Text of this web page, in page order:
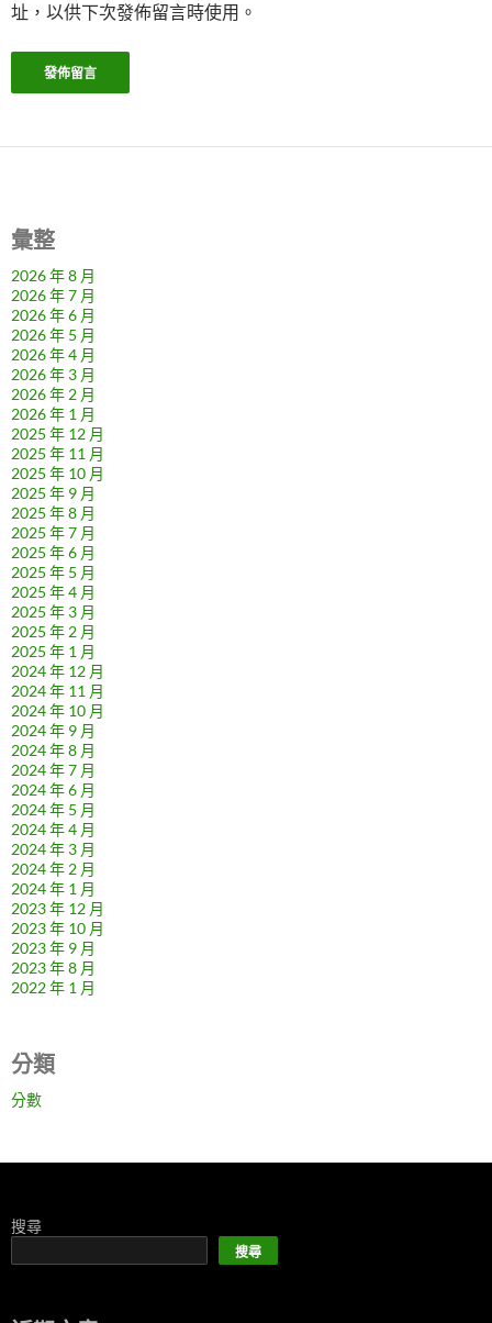
址，以供下次發佈留言時使用。
彙整
2026 年 8 月
2026 年 7 月
2026 年 6 月
2026 年 5 月
2026 年 4 月
2026 年 3 月
2026 年 2 月
2026 年 1 月
2025 年 12 月
2025 年 11 月
2025 年 10 月
2025 年 9 月
2025 年 8 月
2025 年 7 月
2025 年 6 月
2025 年 5 月
2025 年 4 月
2025 年 3 月
2025 年 2 月
2025 年 1 月
2024 年 12 月
2024 年 11 月
2024 年 10 月
2024 年 9 月
2024 年 8 月
2024 年 7 月
2024 年 6 月
2024 年 5 月
2024 年 4 月
2024 年 3 月
2024 年 2 月
2024 年 1 月
2023 年 12 月
2023 年 10 月
2023 年 9 月
2023 年 8 月
2022 年 1 月
分類
分數
搜尋
搜尋